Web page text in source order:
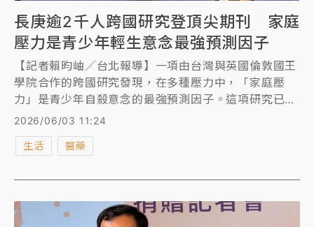
長庚逾2千人跨國研究登頂尖期刊 家庭
壓力是青少年輕生意念最強預測因子
【記者賴昀岫／台北報導】一項由台灣與英國倫敦國王
學院合作的跨國研究發現，在多種壓力中，「家庭壓
力」是青少年自殺意念的最強預測因子。這項研究已刊
登於全球最具聲望的精神醫學專業期刊之一《刺胳針精
2026/06/03 11:24
生活 醫藥